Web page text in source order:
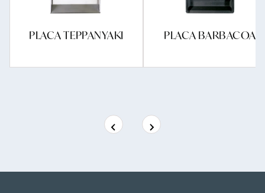
PLACA TEPPANYAKI PLACA BARBACOA